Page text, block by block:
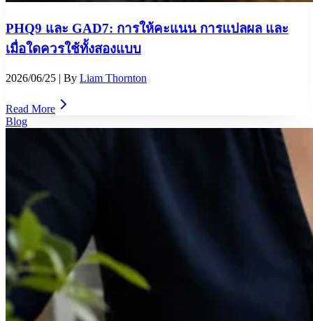
PHQ9 และ GAD7: การให้คะแนน การแปลผล และ
เมื่อใดควรใช้ทั้งสองแบบ
2026/06/25 | By Liam Thornton
Read More
Blog